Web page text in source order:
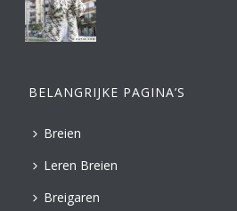
BELANGRIJKE PAGINA’S
Breien
Leren Breien
Breigaren